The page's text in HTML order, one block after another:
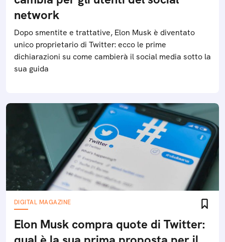
network
Dopo smentite e trattative, Elon Musk è diventato
unico proprietario di Twitter: ecco le prime
dichiarazioni su come cambierà il social media sotto la
sua guida
DIGITAL MAGAZINE
Elon Musk compra quote di Twitter: